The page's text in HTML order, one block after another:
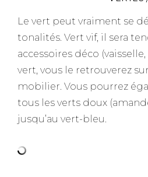
Le vert peut vraiment se
tonalités. Vert vif, il sera
accessoires déco
vert, vous le retrouverez
mobilier. Vous pourrez
tous les verts doux
jusqu’au vert-bleu.